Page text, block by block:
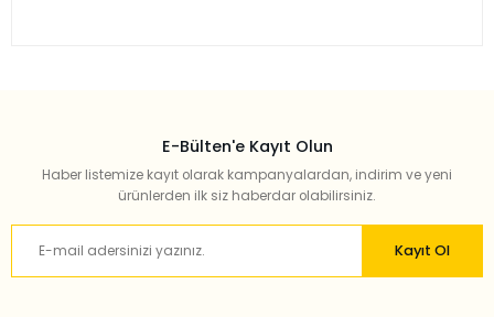
E-Bülten'e Kayıt Olun
Haber listemize kayıt olarak kampanyalardan, indirim ve yeni
ürünlerden ilk siz haberdar olabilirsiniz.
Kayıt Ol